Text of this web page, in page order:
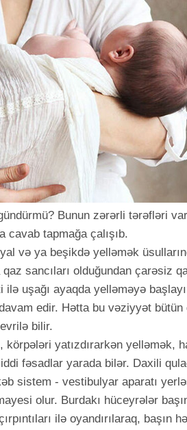
Bunun zərərli tərəfləri
cavab tapmağa çalışıb.
və ya beşikdə yelləmək
sancıları olduğundan çarəsiz
ilə uşağı ayaqda yelləməyə
edir. Hətta bu vəziyyət bütün
bilir.
yatızdırarkən yelləmək,
fəsadlar yarada bilər. Daxili
sistem - vestibulyar aparatı
olur. Burdakı hüceyrələr
ilə oyandırılaraq, başın